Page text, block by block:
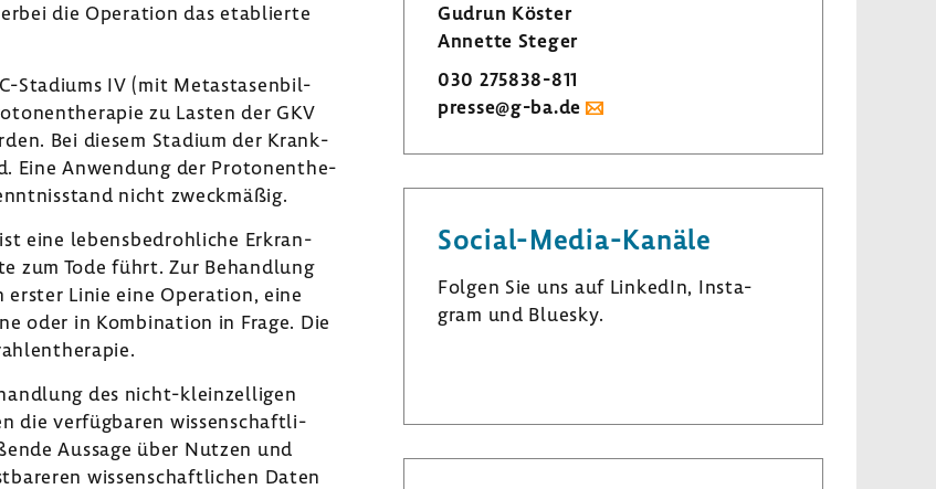
die Opera­tion das etablierte
​Stadiums IV (mit Meta­sta­sen­bil­
zu Lasten der GKV
Bei diesem Stadium der Krank­
Eine Anwen­dung der Proto­nen­the­
nicht zweck­mäßig.
eine lebens­be­droh­liche Erkran­
zum Tode führt. Zur Behand­lung
erster Linie eine Opera­tion, eine
oder in Kombi­na­tion in Frage. Die
des nicht-​kleinzelligen
die verfüg­baren wissen­schaft­li­
Aussage über Nutzen und
wissen­schaft­li­chen Daten
Gudrun Köster
Annette Steger
030 275838-​811
presse@g-ba.de
Social-​Media-Kanäle
Folgen Sie uns auf LinkedIn, Insta­
gram und Bluesky.
n
k
s
t
u
e